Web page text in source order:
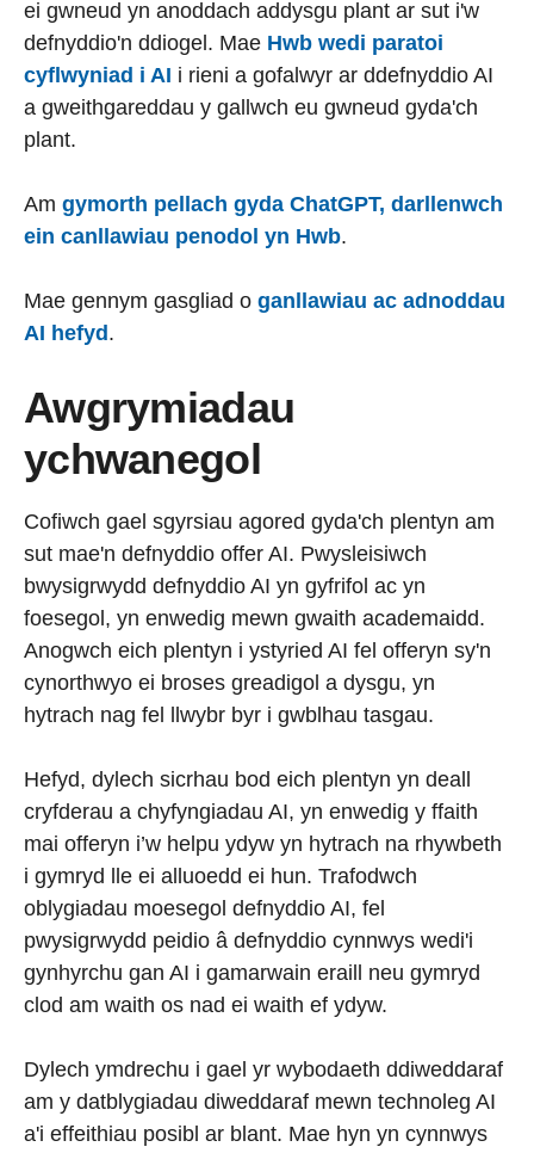
ei gwneud yn anoddach addysgu plant ar sut i'w
defnyddio'n ddiogel. Mae Hwb wedi paratoi
cyflwyniad i AI i rieni a gofalwyr ar ddefnyddio AI
a gweithgareddau y gallwch eu gwneud gyda'ch
plant.
Am gymorth pellach gyda ChatGPT, darllenwch
ein canllawiau penodol yn Hwb.
Mae gennym gasgliad o ganllawiau ac adnoddau
AI hefyd .
Awgrymiadau
ychwanegol
Cofiwch gael sgyrsiau agored gyda'ch plentyn am
sut mae'n defnyddio offer AI. Pwysleisiwch
bwysigrwydd defnyddio AI yn gyfrifol ac yn
foesegol, yn enwedig mewn gwaith academaidd.
Anogwch eich plentyn i ystyried AI fel offeryn sy'n
cynorthwyo ei broses greadigol a dysgu, yn
hytrach nag fel llwybr byr i gwblhau tasgau.
Hefyd, dylech sicrhau bod eich plentyn yn deall
cryfderau a chyfyngiadau AI, yn enwedig y ffaith
mai offeryn i’w helpu ydyw yn hytrach na rhywbeth
i gymryd lle ei alluoedd ei hun. Trafodwch
oblygiadau moesegol defnyddio AI, fel
pwysigrwydd peidio â defnyddio cynnwys wedi'i
gynhyrchu gan AI i gamarwain eraill neu gymryd
clod am waith os nad ei waith ef ydyw.
Dylech ymdrechu i gael yr wybodaeth ddiweddaraf
am y datblygiadau diweddaraf mewn technoleg AI
a'i effeithiau posibl ar blant. Mae hyn yn cynnwys